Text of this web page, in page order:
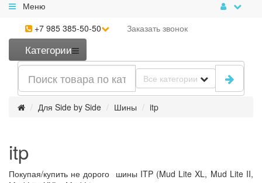
Меню
+7 985 385-50-50
Заказать звонок
Категории
Все категории
Для Side by Side Шины itp
itp
Покупая/купить не дорого шины ITP (Mud Lite XL, Mud Lite II,